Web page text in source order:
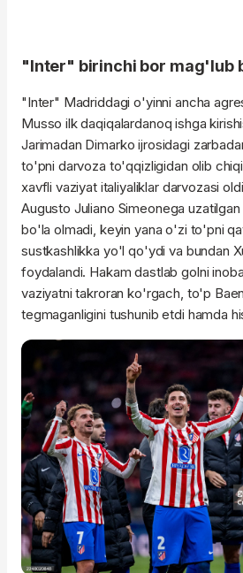
"Inter" birinchi bor mag'lub
"Inter" Madriddagi o'yinni ancha
Musso ilk daqiqalardanoq ishga
Jarimadan Dimarko ijrosidagi
to'pni darvoza to'qqizligidan olib
xavfli vaziyat italiyaliklar darvozasi
Augusto Juliano Simeonega
bo'la olmadi, keyin yana o'zi to'pni
sustkashlikka yo'l qo'ydi va bundan
foydalandi. Hakam dastlab golni
vaziyatni takroran ko'rgach, to'p
tegmaganligini tushunib etdi hamda